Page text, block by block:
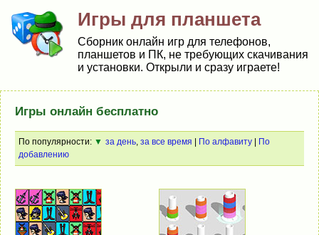
Игры для планшета
Сборник онлайн игр для телефонов,
планшетов и ПК, не требующих скачивания
и установки. Открыли и сразу играете!
Игры онлайн бесплатно
По популярности: ▼ за день, за все время По алфавиту
По
добавлению